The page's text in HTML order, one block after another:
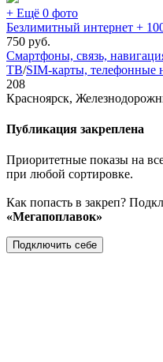
+ Ещё 0 фото
Безлимитный интернет +
750 руб.
Смартфоны, связь,
ТВ/SIM-карты, телефонные
208
Красноярск,
Публикация закреплена
Приоритетные показы на
при любой сортировке.
Как попасть в закреп?
«Мегапоплавок»
Подключить себе